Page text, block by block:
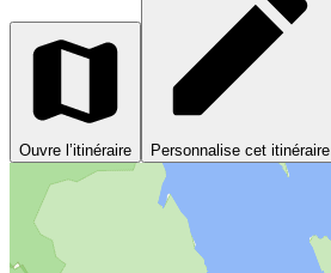
Ouvre l’itinéraire Personnalise cet itinéraire